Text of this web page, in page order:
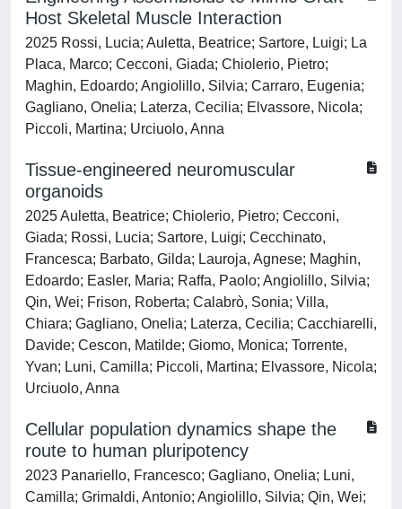
Host Skeletal Muscle Interaction
2025 Rossi, Lucia; Auletta, Beatrice; Sartore, Luigi; La
Placa, Marco; Cecconi, Giada; Chiolerio, Pietro;
Maghin, Edoardo; Angiolillo, Silvia; Carraro, Eugenia;
Gagliano, Onelia; Laterza, Cecilia; Elvassore, Nicola;
Piccoli, Martina; Urciuolo, Anna
Tissue-engineered neuromuscular
organoids
2025 Auletta, Beatrice; Chiolerio, Pietro; Cecconi,
Giada; Rossi, Lucia; Sartore, Luigi; Cecchinato,
Francesca; Barbato, Gilda; Lauroja, Agnese; Maghin,
Edoardo; Easler, Maria; Raffa, Paolo; Angiolillo, Silvia;
Qin, Wei; Frison, Roberta; Calabrò, Sonia; Villa,
Chiara; Gagliano, Onelia; Laterza, Cecilia; Cacchiarelli,
Davide; Cescon, Matilde; Giomo, Monica; Torrente,
Yvan; Luni, Camilla; Piccoli, Martina; Elvassore, Nicola;
Urciuolo, Anna
Cellular population dynamics shape the
route to human pluripotency
2023 Panariello, Francesco; Gagliano, Onelia; Luni,
Camilla; Grimaldi, Antonio; Angiolillo, Silvia; Qin, Wei;